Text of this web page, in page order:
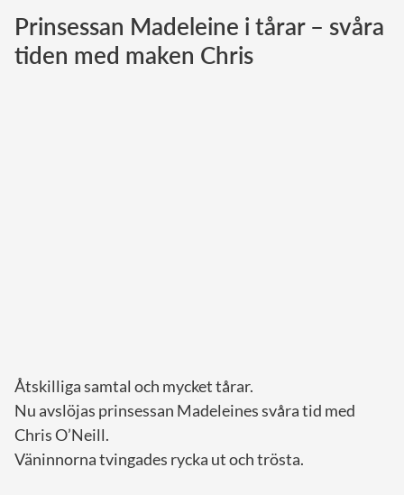
Norska kungahuset
Danska kungahuset
Prinsessan Madeleine i tårar – svåra
tiden med maken Chris
Åtskilliga samtal och mycket tårar.
Nu avslöjas prinsessan Madeleines svåra tid med
Chris O’Neill.
Väninnorna tvingades rycka ut och trösta.